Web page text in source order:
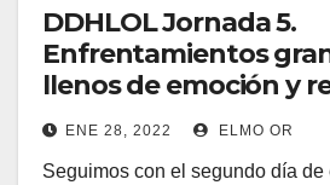
DDHLOL Jornada 5.
Enfrentamientos
llenos de emoción y
ENE 28, 2022 ELMO OR
Seguimos con el segundo día de